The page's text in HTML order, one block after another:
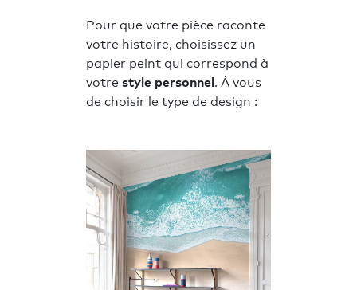
Pour que votre pièce raconte
votre histoire, choisissez un
papier peint qui correspond à
votre style personnel . À vous
de choisir le type de design :